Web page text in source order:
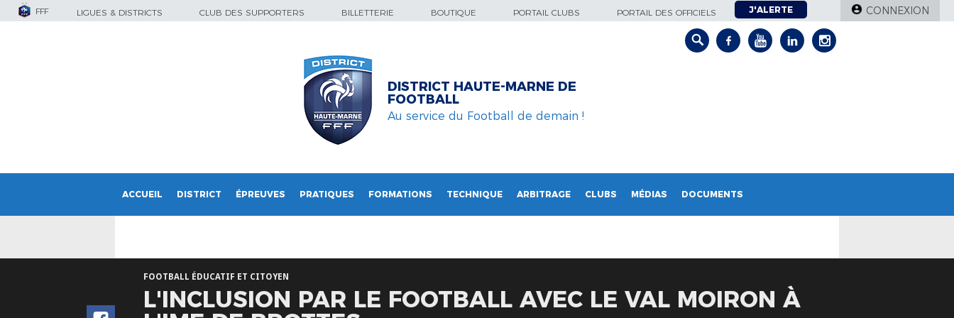
FFF LIGUES & DISTRICTS CLUB DES SUPPORTERS BILLETTERIE BOUTIQUE PORTAIL CLUBS PORTAIL DES OFFICIELS J'ALERTE CONNEXION
DISTRICT HAUTE-MARNE DE
FOOTBALL
Au service du Football de demain !
ACCUEIL DISTRICT ÉPREUVES PRATIQUES FORMATIONS TECHNIQUE ARBITRAGE CLUBS MÉDIAS DOCUMENTS
FOOTBALL ÉDUCATIF ET CITOYEN
L'INCLUSION PAR LE FOOTBALL AVEC LE VAL MOIRON À